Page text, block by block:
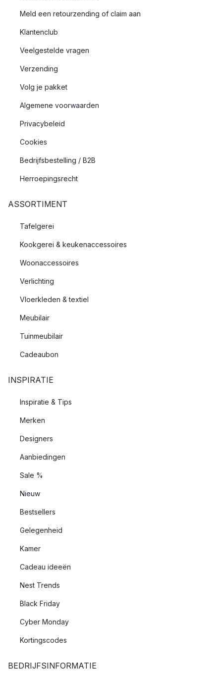
Meld een retourzending of claim aan
Klantenclub
Veelgestelde vragen
Verzending
Volg je pakket
Algemene voorwaarden
Privacybeleid
Cookies
Bedrijfsbestelling / B2B
Herroepingsrecht
ASSORTIMENT
Tafelgerei
Kookgerei & keukenaccessoires
Woonaccessoires
Verlichting
Vloerkleden & textiel
Meubilair
Tuinmeubilair
Cadeaubon
INSPIRATIE
Inspiratie & Tips
Merken
Designers
Aanbiedingen
Sale %
Nieuw
Bestsellers
Gelegenheid
Kamer
Cadeau ideeën
Nest Trends
Black Friday
Cyber Monday
Kortingscodes
BEDRIJFSINFORMATIE